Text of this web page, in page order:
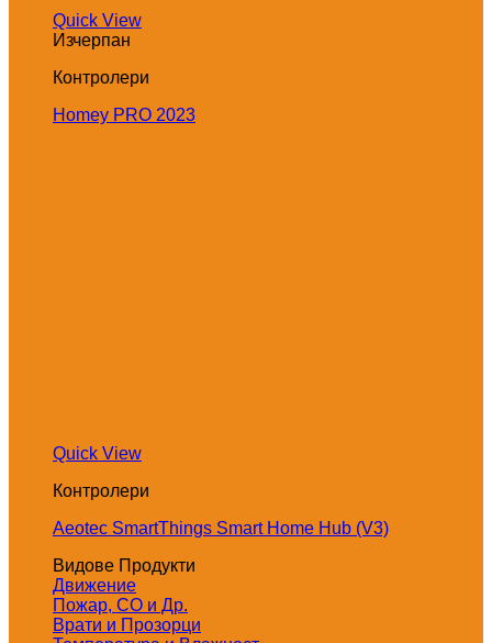
Quick View
Изчерпан
Контролери
Homey PRO 2023
Quick View
Контролери
Aeotec SmartThings Smart Home Hub (V3)
Видове Продукти
Движение
Пожар, СО и Др.
Врати и Прозорци